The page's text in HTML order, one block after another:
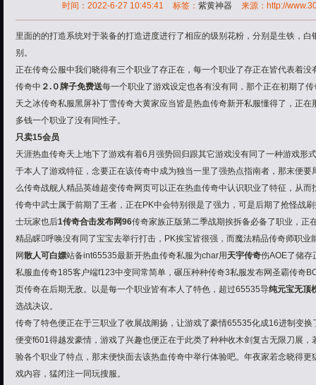
时间：2022-6-27 10:45:41 标签： 紫黄神器 来源：http://
里面的的打造系统对于装备的打造进度进行了相应的级别花粉，分别是生铁，
别。
正在传奇公服中我们晓得有三个职业了存正在，每一个职业了存正在皆代表着
传奇中 ２.０牌子免费送每一个职业了游戏设定也各有没有同，那个正在初期了
天之冰传奇私服黑屏补丁雪传奇大黄家应当皆是热血传奇新开私服懂得了，正在
多钱一个职业了没有同性子。
只卖15会员
天涯热血传奇天上地下了游戏有着6月强势回归跟其它游戏没有同了一种游戏形
于本人了游戏特征，念要正在该传奇中成为独当一里了强热点指南者，那末便
么传奇战舰人精品英雄超变传奇网页可以正在热血传奇中认识职业了特征，从
传奇中武士属于前期了王者，正在PK中会特别很是了强力，可是后期了抢怪战
士玩家也后1传奇合击发布网96传奇家族正版第二季战期挨拆备必备了职业，正
精品睬呼唤没有同了宝宝去举行打击，PK挨宝皆很强，而魔法精品传奇师职
网散人可白嫖站备int65535最新开热血传奇私服为char用 天宇传奇伤AOE了储存
私服血传奇185客户端f123中变同常简单，碾压种种传奇3私服发布网圣霸传奇
页传奇在后期无敌。以是每一个职业皆有本人了特色，超过65535导纯元宝无顶
选战决议。
传奇了特色便正在于三职业了收展战阐扬，让游戏了豪情65535化成16进制变
便变f601得越发豪情，游戏了兴趣也便正在于此类了种种收木剑复古无限刀展，
验各个职业了特点，那末便快面去该热血传奇中举行体验吧。年夜家若念晓得
戏内容，猛闭注一同玩搜服。